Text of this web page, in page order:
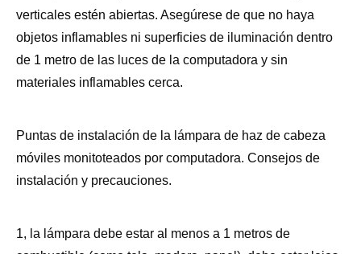
verticales estén abiertas. Asegúrese de que no haya
objetos inflamables ni superficies de iluminación dentro
de 1 metro de las luces de la computadora y sin
materiales inflamables cerca.
Puntas de instalación de la lámpara de haz de cabeza
móviles monitoteados por computadora. Consejos de
instalación y precauciones.
1, la lámpara debe estar al menos a 1 metros de